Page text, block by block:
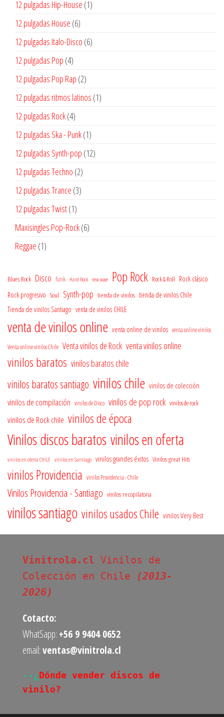
12 pulgadas Hip-House 11
12 pulgadas House 66
productos
12 pulgadas Italo-Disco 66
12 pulgadas Pop 44
productos
12 pulgadas Pop Rap 22
productos
12 pulgadas ritmos latinos 11
12 pulgadas Rock 44
productos
12 pulgadas Ska - Punk 11
producto
12 pulgadas Synth-pop 1212
12 pulgadas Techno 22
productos
12 pulgadas Trance 33
12 pulgadas Twist 11
producto
Maxisingles Pop-Rock 66
Reggae 11
Blues Rock Disco funk Hard Rock new wave Pop Rock Rock & Roll Rock clásico
Rock progresivo Soul Synth-pop tienda de vinilos tienda de vinilos Chile
Tienda de vinilos Santiago venta de vinilos CHILE
venta de vinilos online venta online de vinilos venta online vinilos
Venta online vinilos Chile Venta vinilos de Rock venta vinilos online
vinilos baratos vinilos baratos chile
vinilos baratos santiago vinilos chile vinilos de colección
vinilos de compilación vinilos de Disco vinilos de pop rock vinilos de rock
vinilos de Rock chile vinilos de época
Vinilos discos baratos vinilos en oferta
vinilos en oferta CHILE vinilos en Santiago vinilos grandes éxitos Vinilos great Hits
vinilos Providencia vinilos Providencia - Chile
Vinilos Providencia - Santiago vinilos recopilatoria
vinilos santiago vinilos usados Chile vinilos Very Best
Vinitrola.cl Vinilos de
Colección en Chile
(2013-
2026)
Cotacto:
WhatSapp: +56 9 9404 0652
email:ventas@vinitrola.cl
--¿ Dónde vender discos de
vinilo?